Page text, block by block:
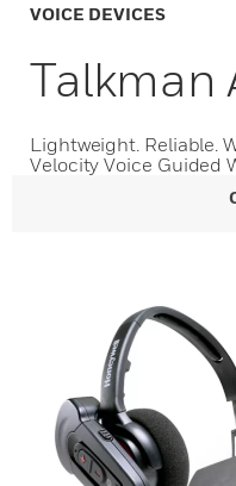
VOICE DEVICES
Talkman
Lightweight. Reliable.
Velocity Voice Guided